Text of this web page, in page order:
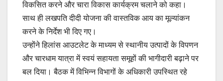
विकसित करने और चारा विकास कार्यक्रम चलाने को कहा।
साथ ही लखपति दीदी योजना की वास्तविक आय का मूल्यांकन
करने के निर्देश भी दिए गए।
उन्होंने हिलांस आउटलेट के माध्यम से स्थानीय उत्पादों के विपणन
और चारधाम यात्रा में स्वयं सहायता समूहों की भागीदारी बढ़ाने पर
बल दिया। बैठक में विभिन्न विभागों के अधिकारी उपस्थित रहे